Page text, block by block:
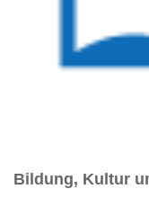
Bildung, Kultur